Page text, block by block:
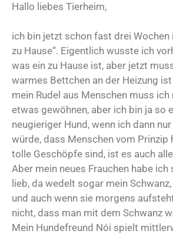
Hallo liebes Tierheim,
ich bin jetzt schon fast drei Wochen
zu Hause“. Eigentlich wusste ich
was ein zu Hause ist, aber jetzt
warmes Bettchen an der Heizung
mein Rudel aus Menschen muss
etwas gewöhnen, aber ich bin ja so
neugieriger Hund, wenn ich dann
würde, dass Menschen vom Prinzip
tolle Geschöpfe sind, ist es auch
Aber mein neues Frauchen habe ich
lieb, da wedelt sogar mein
und auch wenn sie morgens
nicht, dass man mit dem Schwanz
Mein Hundefreund Nói spielt